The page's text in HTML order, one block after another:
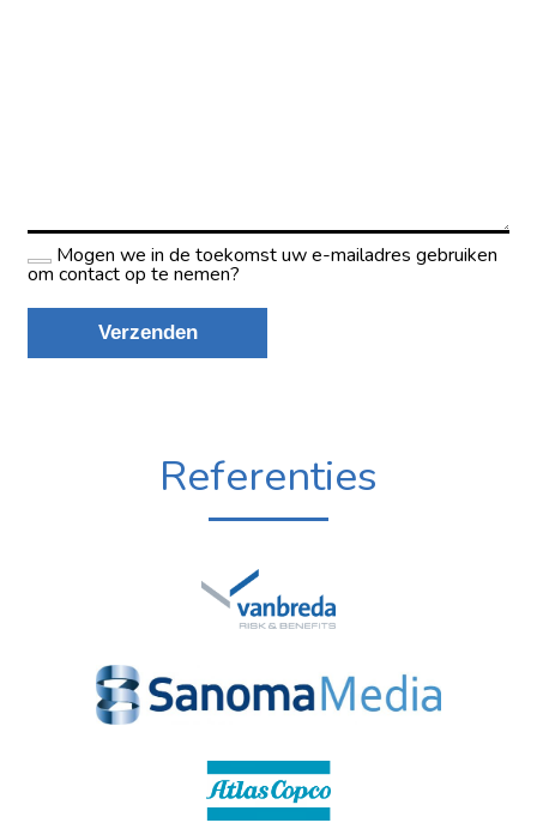
Referenties